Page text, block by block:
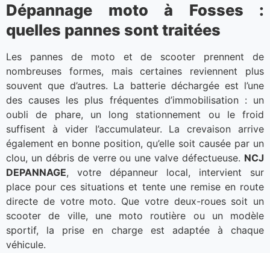
Dépannage moto à Fosses :
quelles pannes sont traitées
Les pannes de moto et de scooter prennent de
nombreuses formes, mais certaines reviennent plus
souvent que d’autres. La batterie déchargée est l’une
des causes les plus fréquentes d’immobilisation : un
oubli de phare, un long stationnement ou le froid
suffisent à vider l’accumulateur. La crevaison arrive
également en bonne position, qu’elle soit causée par un
clou, un débris de verre ou une valve défectueuse. NCJ
DEPANNAGE, votre dépanneur local, intervient sur
place pour ces situations et tente une remise en route
directe de votre moto. Que votre deux-roues soit un
scooter de ville, une moto routière ou un modèle
sportif, la prise en charge est adaptée à chaque
véhicule.